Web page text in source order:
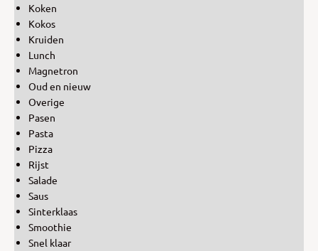
Koken
Kokos
Kruiden
Lunch
Magnetron
Oud en nieuw
Overige
Pasen
Pasta
Pizza
Rijst
Salade
Saus
Sinterklaas
Smoothie
Snel klaar